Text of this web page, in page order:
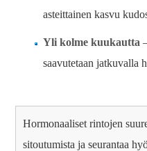
asteittainen kasvu
Yli kolme kuukautta
saavutetaan jatkuvalla
Hormonaaliset rintojen
sitoutumista ja seurantaa